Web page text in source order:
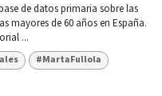
de datos primaria sobre las
mayores de 60 años en España.
...
#MartaFullola